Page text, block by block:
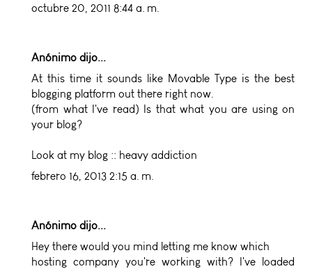
octubre 20, 2011 8:44 a. m.
Anónimo dijo...
At this time it sounds like Movable Type is the best
blogging platform out there right now.
(from what I've read) Is that what you are using on
your blog?
Look at my blog :: heavy addiction
febrero 16, 2013 2:15 a. m.
Anónimo dijo...
Hey there would you mind letting me know which
hosting company you're working with? I've loaded